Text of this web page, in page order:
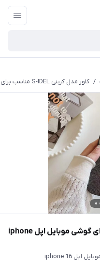
/ کاور مدل کربنی S-IDEL مناسب برای گوشی موبایل اپل iphone 16
کاور مدل کربنی S-IDEL مناسب برای گوشی موبایل اپل iphone